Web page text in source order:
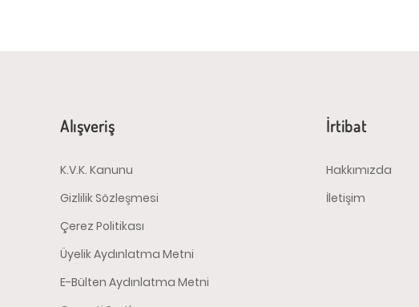
Alışveriş
K.V.K. Kanunu
Gizlilik Sözleşmesi
Çerez Politikası
Üyelik Aydınlatma Metni
E-Bülten Aydınlatma Metni
İrtibat
Hakkımızda
İletişim